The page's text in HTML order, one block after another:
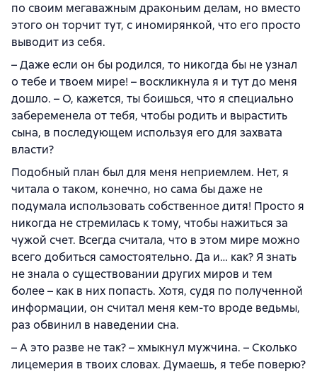
по своим мегаважным драконьим делам, но вместо
этого он торчит тут, с иномирянкой, что его просто
выводит из себя.
– Даже если он бы родился, то никогда бы не узнал
о тебе и твоем мире! – воскликнула я и тут до меня
дошло. – О, кажется, ты боишься, что я специально
забеременела от тебя, чтобы родить и вырастить
сына, в последующем используя его для захвата
власти?
Подобный план был для меня неприемлем. Нет, я
читала о таком, конечно, но сама бы даже не
подумала использовать собственное дитя! Просто я
никогда не стремилась к тому, чтобы нажиться за
чужой счет. Всегда считала, что в этом мире можно
всего добиться самостоятельно. Да и… как? Я знать
не знала о существовании других миров и тем
более – как в них попасть. Хотя, судя по полученной
информации, он считал меня кем-то вроде ведьмы,
раз обвинил в наведении сна.
– А это разве не так? – хмыкнул мужчина. – Сколько
лицемерия в твоих словах. Думаешь, я тебе поверю?